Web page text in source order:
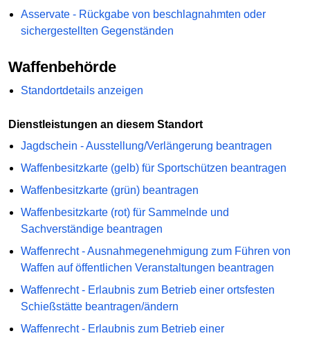
Asservate - Rückgabe von beschlagnahmten oder
sichergestellten Gegenständen
Waffenbehörde
Standortdetails anzeigen
Dienstleistungen an diesem Standort
Jagdschein - Ausstellung/Verlängerung beantragen
Waffenbesitzkarte (gelb) für Sportschützen beantragen
Waffenbesitzkarte (grün) beantragen
Waffenbesitzkarte (rot) für Sammelnde und
Sachverständige beantragen
Waffenrecht - Ausnahmegenehmigung zum Führen von
Waffen auf öffentlichen Veranstaltungen beantragen
Waffenrecht - Erlaubnis zum Betrieb einer ortsfesten
Schießstätte beantragen/ändern
Waffenrecht - Erlaubnis zum Betrieb einer